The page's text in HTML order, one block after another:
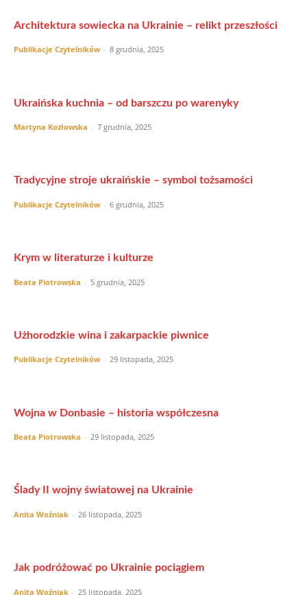
Architektura sowiecka na Ukrainie – relikt przeszłości
Publikacje Czytelników - 8 grudnia, 2025
Ukraińska kuchnia – od barszczu po warenyky
Martyna Kozłowska - 7 grudnia, 2025
Tradycyjne stroje ukraińskie – symbol tożsamości
Publikacje Czytelników - 6 grudnia, 2025
Krym w literaturze i kulturze
Beata Piotrowska - 5 grudnia, 2025
Użhorodzkie wina i zakarpackie piwnice
Publikacje Czytelników - 29 listopada, 2025
Wojna w Donbasie – historia współczesna
Beata Piotrowska - 29 listopada, 2025
Ślady II wojny światowej na Ukrainie
Anita Woźniak - 26 listopada, 2025
Jak podróżować po Ukrainie pociągiem
Anita Woźniak - 25 listopada, 2025